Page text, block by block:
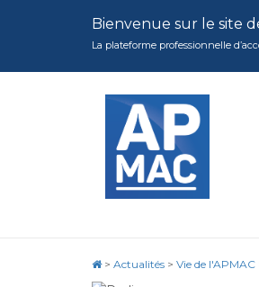
Bienvenue sur le site
La plateforme professionnelle
> Actualités > Vie de l'APMAC